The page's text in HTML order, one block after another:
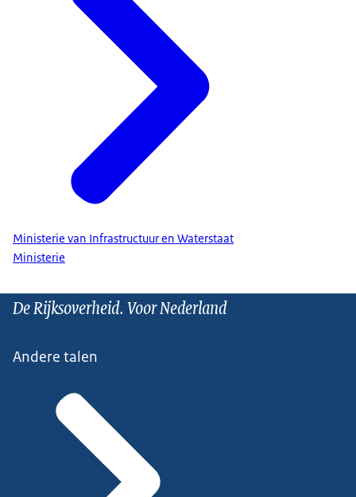
Ministerie van Infrastructuur en Waterstaat
Ministerie
De Rijksoverheid. Voor Nederland
Andere talen